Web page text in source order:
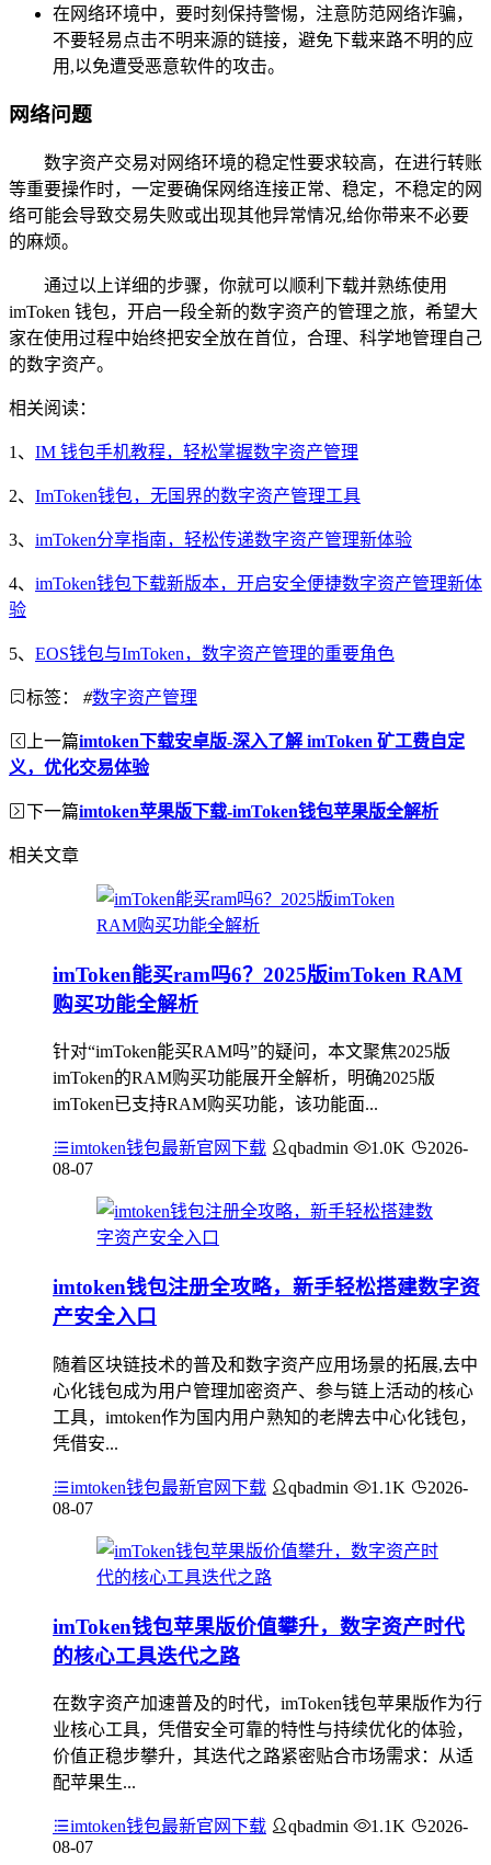
在网络环境中，要时刻保持警惕，注意防范网络诈骗，
不要轻易点击不明来源的链接，避免下载来路不明的应
用,以免遭受恶意软件的攻击。
网络问题
数字资产交易对网络环境的稳定性要求较高，在进行转账
等重要操作时，一定要确保网络连接正常、稳定，不稳定的网
络可能会导致交易失败或出现其他异常情况,给你带来不必要
的麻烦。
通过以上详细的步骤，你就可以顺利下载并熟练使用
imToken 钱包，开启一段全新的数字资产的管理之旅，希望大
家在使用过程中始终把安全放在首位，合理、科学地管理自己
的数字资产。
相关阅读：
1、 IM 钱包手机教程，轻松掌握数字资产管理
2、 ImToken钱包，无国界的数字资产管理工具
3、 imToken分享指南，轻松传递数字资产管理新体验
4、 imToken钱包下载新版本，开启安全便捷数字资产管理新体
验
5、 EOS钱包与ImToken，数字资产管理的重要角色
标签： #数字资产管理
上一篇imtoken下载安卓版-深入了解 imToken 矿工费自定
义，优化交易体验
下一篇imtoken苹果版下载-imToken钱包苹果版全解析
相关文章
imToken能买ram吗6？2025版imToken RAM
购买功能全解析
针对“imToken能买RAM吗”的疑问，本文聚焦2025版
imToken的RAM购买功能展开全解析，明确2025版
imToken已支持RAM购买功能，该功能面...
imtoken钱包最新官网下载 qbadmin 1.0K
2026-
08-07
imtoken钱包注册全攻略，新手轻松搭建数字资
产安全入口
随着区块链技术的普及和数字资产应用场景的拓展,去中
心化钱包成为用户管理加密资产、参与链上活动的核心
工具，imtoken作为国内用户熟知的老牌去中心化钱包，
凭借安...
imtoken钱包最新官网下载 qbadmin 1.1K
2026-
08-07
imToken钱包苹果版价值攀升，数字资产时代
的核心工具迭代之路
在数字资产加速普及的时代，imToken钱包苹果版作为行
业核心工具，凭借安全可靠的特性与持续优化的体验，
价值正稳步攀升，其迭代之路紧密贴合市场需求：从适
配苹果生...
imtoken钱包最新官网下载 qbadmin 1.1K
2026-
08-07